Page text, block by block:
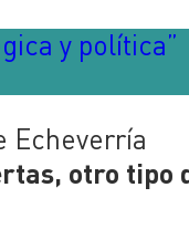
y política”
Echeverría
otro tipo